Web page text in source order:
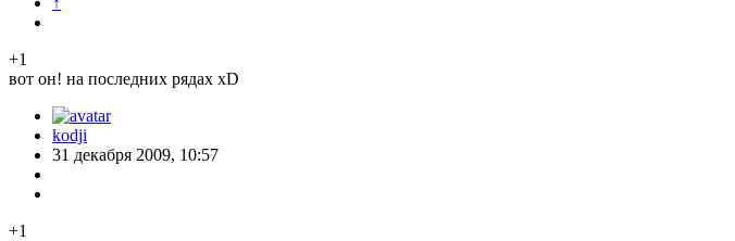
+1
вот он! на последних рядах xD
kodji
31 декабря 2009, 10:57
+1